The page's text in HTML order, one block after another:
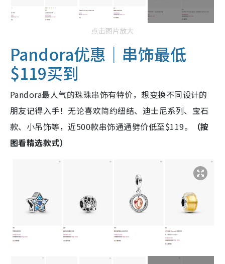
点击图片放大
Pandora优惠｜串饰最低
$119买到
Pandora最人气的珠珠串饰有特价，想变换不同设计的
朋友记得入手！无论喜欢简约纽结、迪士尼系列、宝石
款、小吊饰等，近500款串饰通通劈价低至$119。
（按
图看精选款式）